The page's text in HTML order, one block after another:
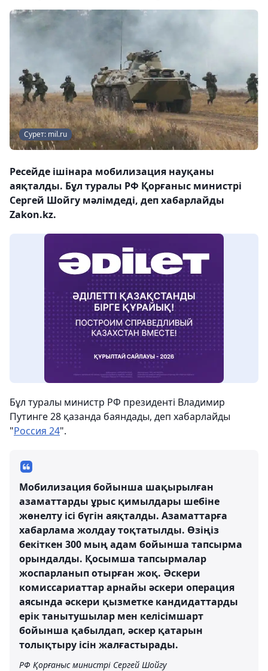
Сурет: mil.ru
Ресейде ішінара мобилизация науқаны
аяқталды. Бұл туралы РФ Қорғаныс министрі
Сергей Шойгу мәлімдеді, деп хабарлайды
Zakon.kz.
Бұл туралы министр РФ президенті Владимир
Путинге 28 қазанда баяндады, деп хабарлайды
"Россия 24".
Мобилизация бойынша шақырылған
азаматтарды ұрыс қимылдары шебіне
жөнелту ісі бүгін аяқталды. Азаматтарға
хабарлама жолдау тоқтатылды. Өзіңіз
бекіткен 300 мың адам бойынша тапсырма
орындалды. Қосымша тапсырмалар
жоспарланып отырған жоқ. Әскери
комиссариаттар арнайы әскери операция
аясында әскери қызметке кандидаттарды
ерік танытушылар мен келісімшарт
бойынша қабылдап, әскер қатарын
толықтыру ісін жалғастырады.
РФ Қорғаныс министрі Сергей Шойгу